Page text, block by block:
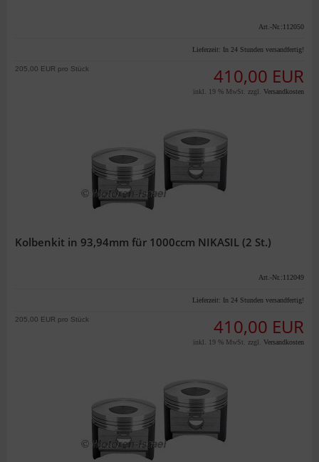
Art.-Nr.:112050
Lieferzeit: In 24 Stunden versandfertig!
410,00 EUR
205,00 EUR pro Stück
inkl. 19 % MwSt. zzgl. Versandkosten
Kolbenkit in 93,94mm für 1000ccm NIKASIL (2 St.)
Art.-Nr.:112049
Lieferzeit: In 24 Stunden versandfertig!
410,00 EUR
205,00 EUR pro Stück
inkl. 19 % MwSt. zzgl. Versandkosten